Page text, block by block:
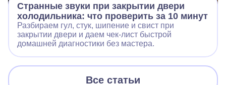
Странные звуки при закрытии двери
холодильника: что проверить за 10 минут
Разбираем гул, стук, шипение и свист при
закрытии двери и даем чек‑лист быстрой
домашней диагностики без мастера.
Все статьи